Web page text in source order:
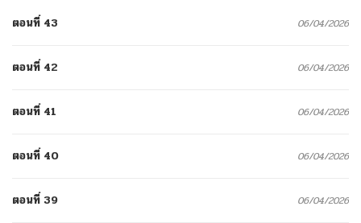
ตอนที่ 43 06/04/2026
ตอนที่ 42 06/04/2026
ตอนที่ 41 06/04/2026
ตอนที่ 40 06/04/2026
ตอนที่ 39 06/04/2026